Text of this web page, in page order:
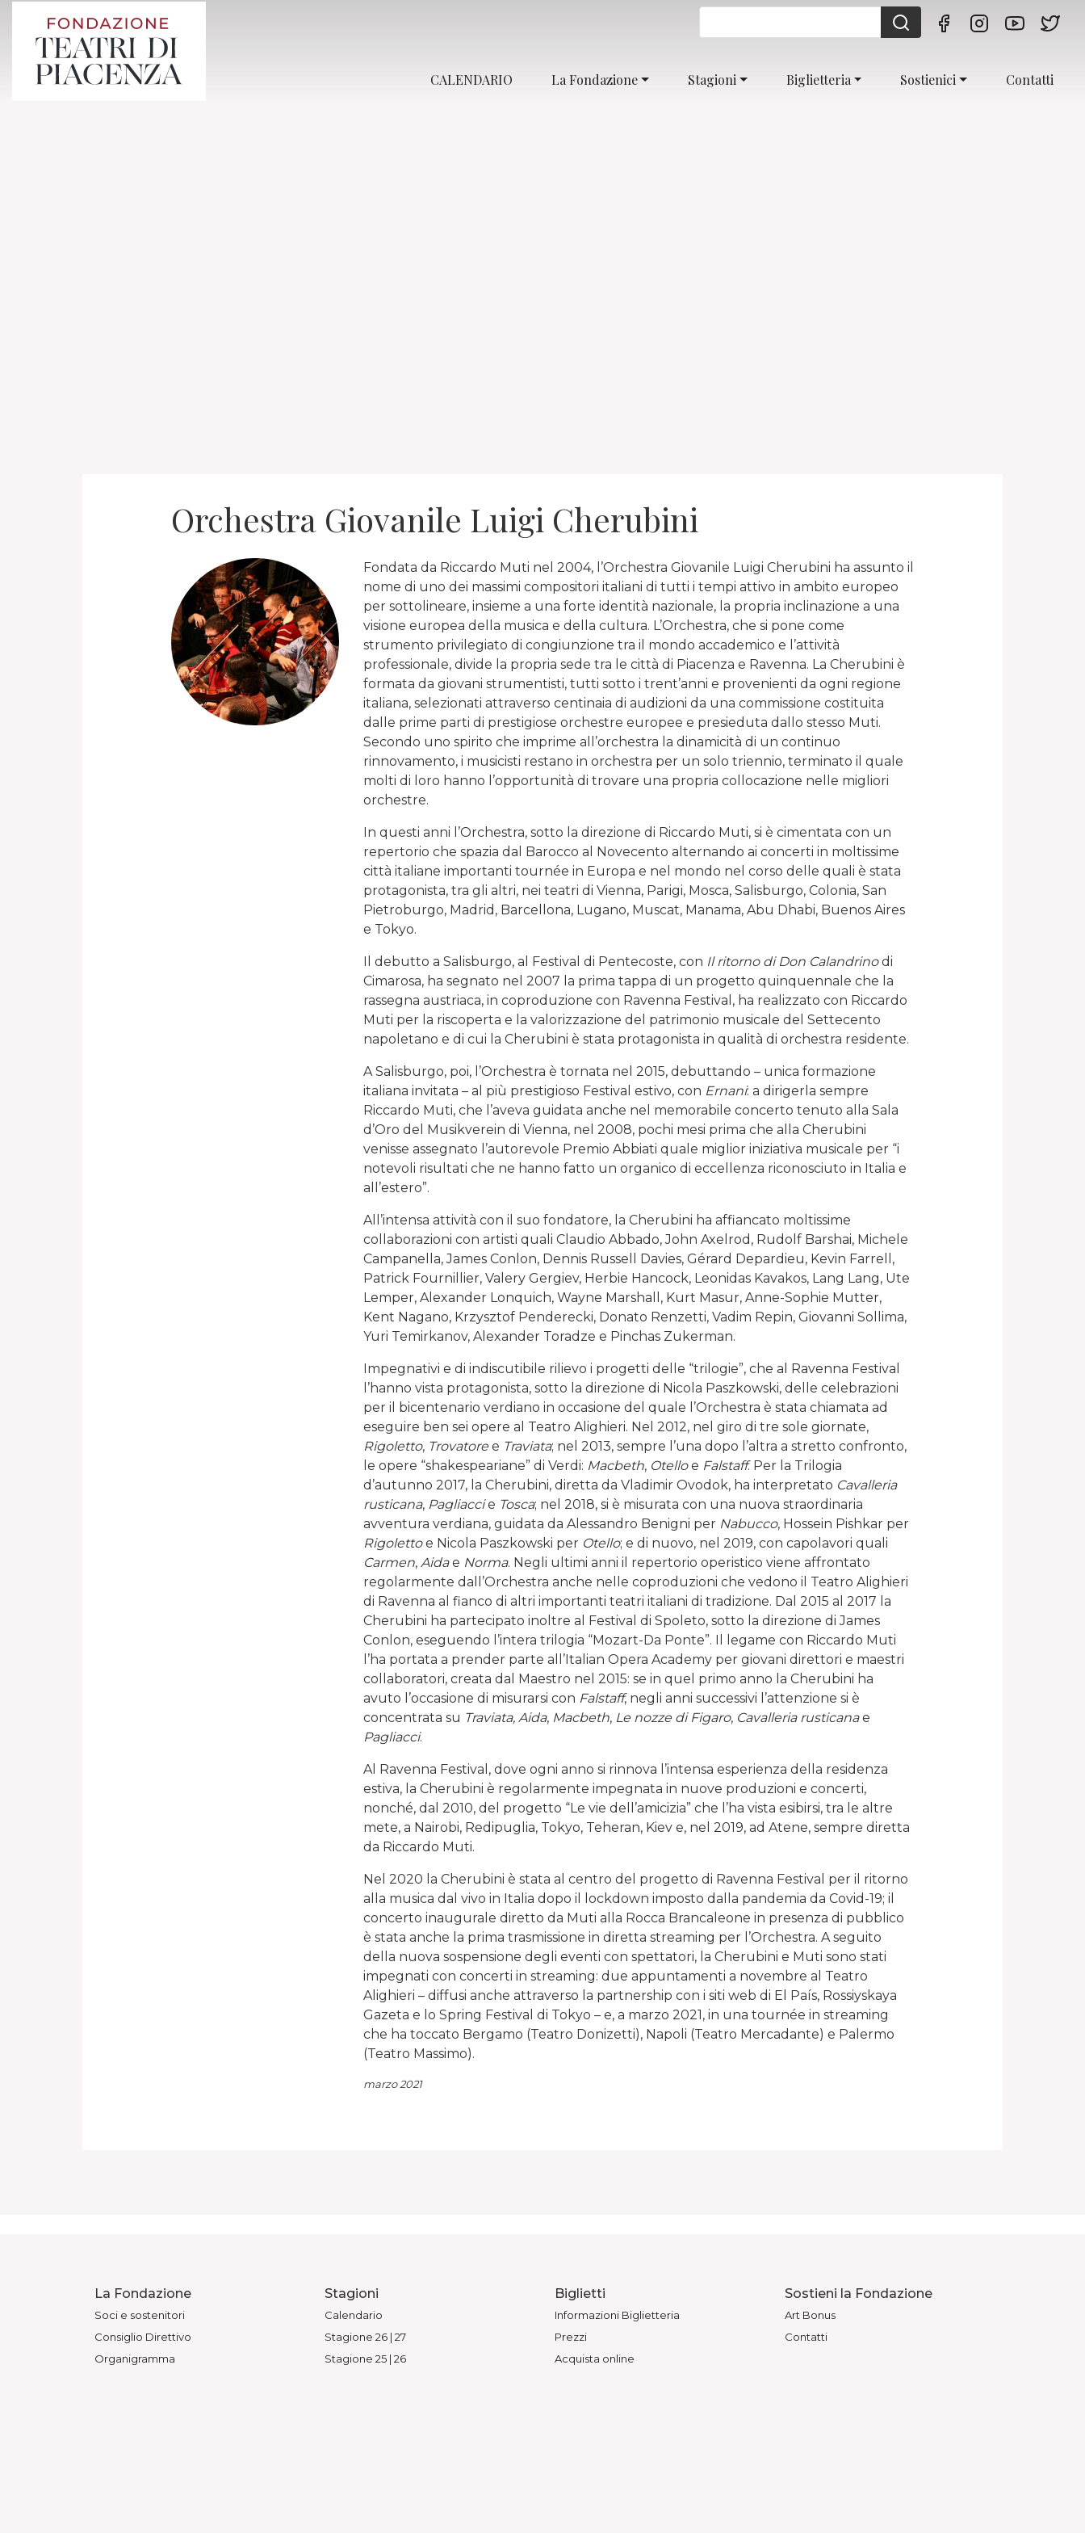
CALENDARIO La Fondazione Stagioni Biglietteria Sostienici Contatti
Orchestra Giovanile Luigi Cherubini
Fondata da Riccardo Muti nel 2004, l’Orchestra Giovanile Luigi Cherubini ha assunto il
nome di uno dei massimi compositori italiani di tutti i tempi attivo in ambito europeo
per sottolineare, insieme a una forte identità nazionale, la propria inclinazione a una
visione europea della musica e della cultura. L’Orchestra, che si pone come
strumento privilegiato di congiunzione tra il mondo accademico e l’attività
professionale, divide la propria sede tra le città di Piacenza e Ravenna. La Cherubini è
formata da giovani strumentisti, tutti sotto i trent’anni e provenienti da ogni regione
italiana, selezionati attraverso centinaia di audizioni da una commissione costituita
dalle prime parti di prestigiose orchestre europee e presieduta dallo stesso Muti.
Secondo uno spirito che imprime all’orchestra la dinamicità di un continuo
rinnovamento, i musicisti restano in orchestra per un solo triennio, terminato il quale
molti di loro hanno l’opportunità di trovare una propria collocazione nelle migliori
orchestre.
In questi anni l’Orchestra, sotto la direzione di Riccardo Muti, si è cimentata con un
repertorio che spazia dal Barocco al Novecento alternando ai concerti in moltissime
città italiane importanti tournée in Europa e nel mondo nel corso delle quali è stata
protagonista, tra gli altri, nei teatri di Vienna, Parigi, Mosca, Salisburgo, Colonia, San
Pietroburgo, Madrid, Barcellona, Lugano, Muscat, Manama, Abu Dhabi, Buenos Aires
e Tokyo.
Il debutto a Salisburgo, al Festival di Pentecoste, con Il ritorno di Don Calandrinodi
Cimarosa, ha segnato nel 2007 la prima tappa di un progetto quinquennale che la
rassegna austriaca, in coproduzione con Ravenna Festival, ha realizzato con Riccardo
Muti per la riscoperta e la valorizzazione del patrimonio musicale del Settecento
napoletano e di cui la Cherubini è stata protagonista in qualità di orchestra residente.
A Salisburgo, poi, l’Orchestra è tornata nel 2015, debuttando – unica formazione
italiana invitata – al più prestigioso Festival estivo, con Ernani: a dirigerla sempre
Riccardo Muti, che l’aveva guidata anche nel memorabile concerto tenuto alla Sala
d’Oro del Musikverein di Vienna, nel 2008, pochi mesi prima che alla Cherubini
venisse assegnato l’autorevole Premio Abbiati quale miglior iniziativa musicale per “i
notevoli risultati che ne hanno fatto un organico di eccellenza riconosciuto in Italia e
all’estero”.
All’intensa attività con il suo fondatore, la Cherubini ha affiancato moltissime
collaborazioni con artisti quali Claudio Abbado, John Axelrod, Rudolf Barshai, Michele
Campanella, James Conlon, Dennis Russell Davies, Gérard Depardieu, Kevin Farrell,
Patrick Fournillier, Valery Gergiev, Herbie Hancock, Leonidas Kavakos, Lang Lang, Ute
Lemper, Alexander Lonquich, Wayne Marshall, Kurt Masur, Anne-Sophie Mutter,
Kent Nagano, Krzysztof Penderecki, Donato Renzetti, Vadim Repin, Giovanni Sollima,
Yuri Temirkanov, Alexander Toradze e Pinchas Zukerman.
Impegnativi e di indiscutibile rilievo i progetti delle “trilogie”, che al Ravenna Festival
l’hanno vista protagonista, sotto la direzione di Nicola Paszkowski, delle celebrazioni
per il bicentenario verdiano in occasione del quale l’Orchestra è stata chiamata ad
eseguire ben sei opere al Teatro Alighieri. Nel 2012, nel giro di tre sole giornate,
Rigoletto, Trovatore e Traviata; nel 2013, sempre l’una dopo l’altra a stretto confronto,
le opere “shakespeariane” di Verdi: Macbeth, Otelloe Falstaff. Per la Trilogia
d’autunno 2017, la Cherubini, diretta da Vladimir Ovodok, ha interpretato Cavalleria
rusticana, Pagliaccie Tosca; nel 2018, si è misurata con una nuova straordinaria
avventura verdiana, guidata da Alessandro Benigni per Nabucco, Hossein Pishkar per
Rigolettoe Nicola Paszkowski per Otello; e di nuovo, nel 2019, con capolavori quali
Carmen, Aidae Norma. Negli ultimi anni il repertorio operistico viene affrontato
regolarmente dall’Orchestra anche nelle coproduzioni che vedono il Teatro Alighieri
di Ravenna al fianco di altri importanti teatri italiani di tradizione. Dal 2015 al 2017 la
Cherubini ha partecipato inoltre al Festival di Spoleto, sotto la direzione di James
Conlon, eseguendo l’intera trilogia “Mozart-Da Ponte”. Il legame con Riccardo Muti
l’ha portata a prender parte all’Italian Opera Academy per giovani direttori e maestri
collaboratori, creata dal Maestro nel 2015: se in quel primo anno la Cherubini ha
avuto l’occasione di misurarsi con Falstaff, negli anni successivi l’attenzione si è
concentrata su Traviata, Aida,Macbeth, Le nozze di Figaro, Cavalleria rusticanae
Pagliacci.
Al Ravenna Festival, dove ogni anno si rinnova l’intensa esperienza della residenza
estiva, la Cherubini è regolarmente impegnata in nuove produzioni e concerti,
nonché, dal 2010, del progetto “Le vie dell’amicizia” che l’ha vista esibirsi, tra le altre
mete, a Nairobi, Redipuglia, Tokyo, Teheran, Kiev e, nel 2019, ad Atene, sempre diretta
da Riccardo Muti.
Nel 2020 la Cherubini è stata al centro del progetto di Ravenna Festival per il ritorno
alla musica dal vivo in Italia dopo il lockdown imposto dalla pandemia da Covid-19; il
concerto inaugurale diretto da Muti alla Rocca Brancaleone in presenza di pubblico
è stata anche la prima trasmissione in diretta streaming per l’Orchestra. A seguito
della nuova sospensione degli eventi con spettatori, la Cherubini e Muti sono stati
impegnati con concerti in streaming: due appuntamenti a novembre al Teatro
Alighieri – diffusi anche attraverso la partnership con i siti web di El País, Rossiyskaya
Gazeta e lo Spring Festival di Tokyo – e, a marzo 2021, in una tournée in streaming
che ha toccato Bergamo (Teatro Donizetti), Napoli (Teatro Mercadante) e Palermo
(Teatro Massimo).
marzo 2021
La Fondazione
Soci e sostenitori
Consiglio Direttivo
Organigramma
Stagioni
Calendario
Stagione 26 | 27
Stagione 25 | 26
Biglietti
Informazioni Biglietteria
Prezzi
Acquista online
Sostieni la Fondazione
Art Bonus
Contatti